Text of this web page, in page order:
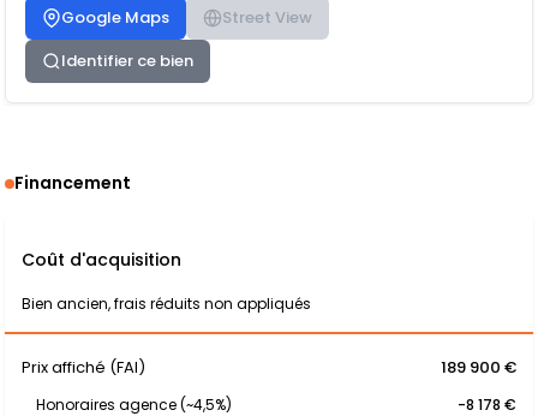
Google Maps
Street View
Identifier ce bien
Financement
Coût d'acquisition
Bien ancien, frais réduits non appliqués
Prix affiché (FAI) 189 900 €
Honoraires agence (~4,5%)
-8 178 €